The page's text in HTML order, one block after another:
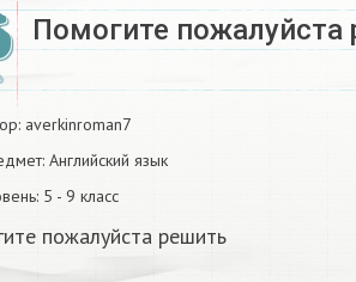
Помогите пожалуйста
averkinroman7
Английский язык
5 - 9 класс
пожалуйста решить​